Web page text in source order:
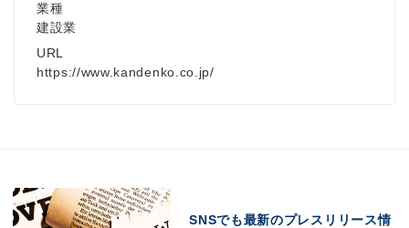
業種
建設業
URL
https://www.kandenko.co.jp/
SNSでも最新のプレスリリース情